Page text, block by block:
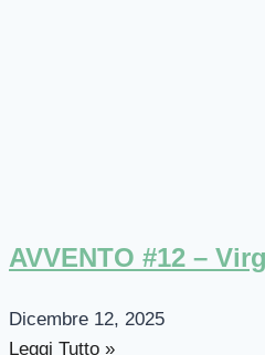
AVVENTO #12 –
Dicembre 12, 2025
Leggi Tutto »